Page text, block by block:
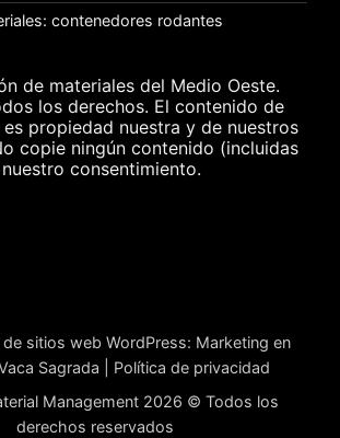
contenedores rodantes
de materiales del Medio Oeste.
los derechos. El contenido de
propiedad nuestra y de nuestros
copie ningún contenido (incluidas
consentimiento.
sitios web WordPress: Marketing en
Sagrada
Política de privacidad
Management 2026 © Todos los
derechos reservados